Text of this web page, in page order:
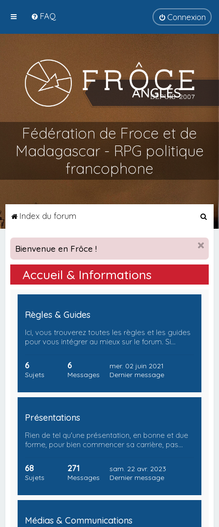
FAQ Connexion
Fédération de Froce et de
Madagascar - RPG politique
francophone
Index du forum
c
h
r
Bienvenue en Frôce !
Accueil & Informations
Règles & Guides
Ici, vous trouverez toutes les règles et les guides
pour vous intégrer au mieux sur le forum. Si…
6
Sujets
6
Messages
mer. 02 juin 2021
Dernier message
Présentations
Rien de tel qu'une présentation, en bonne et due
forme, pour bien commencer sa carrière, pas…
68
Sujets
271
Messages
sam. 22 avr. 2023
Dernier message
Médias & Communications